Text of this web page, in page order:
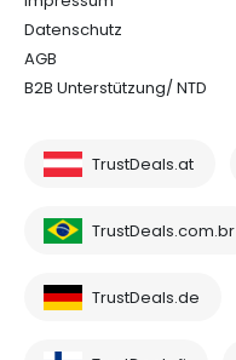
Datenschutz
AGB
B2B Unterstützung/ NTD
TrustDeals.at
TrustDeals.com.br
TrustDeals.de